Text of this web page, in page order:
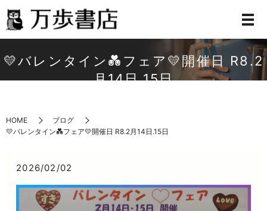
💛バレンタイン💑フェア💛開催日 R8.2
月14日.15日
HOME
ブログ
💛バレンタイン💑フェア💛開催日 R8.2月14日.15日
2026/02/02